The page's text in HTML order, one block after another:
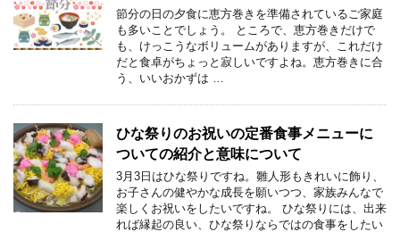
節分の日の夕食に恵方巻きを準備されているご家庭
も多いことでしょう。 ところで、恵方巻きだけで
も、けっこうなボリュームがありますが、これだけ
だと食卓がちょっと寂しいですよね。恵方巻きに合
う、いいおかずは …
ひな祭りのお祝いの定番食事メニューに
ついての紹介と意味について
3月3日はひな祭りですね。雛人形もきれいに飾り、
お子さんの健やかな成長を願いつつ、家族みんなで
楽しくお祝いをしたいですね。 ひな祭りには、出来
れば縁起の良い、ひな祭りならではの食事をしたい